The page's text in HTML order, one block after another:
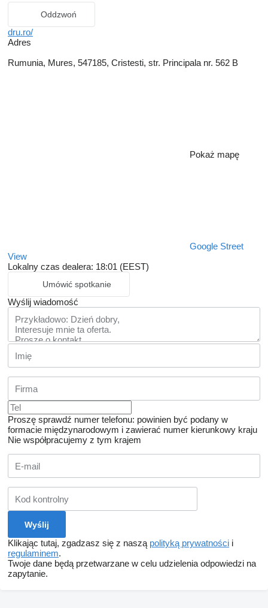
Oddzwoń
dru.ro/
Adres
Rumunia, Mures, 547185, Cristesti, str. Principala nr. 562 B
Pokaż mapę
Google Street
View
Lokalny czas dealera: 18:01 (EEST)
Umówić spotkanie
Wyślij wiadomość
Proszę sprawdź numer telefonu: powinien być podany w
formacie międzynarodowym i zawierać numer kierunkowy kraju
Nie współpracujemy z tym krajem
Klikając tutaj, zgadzasz się z naszą polityką prywatności i
regulaminem.
Twoje dane będą przetwarzane w celu udzielenia odpowiedzi na
zapytanie.